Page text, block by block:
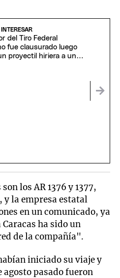
del Tiro Federal
fue clausurado luego
proyectil hiriera a un
los AR 1376 y 1377,
y la empresa estatal
en un comunicado, ya
ha sido un
de la compañía".
iniciado su viaje y
agosto pasado fueron